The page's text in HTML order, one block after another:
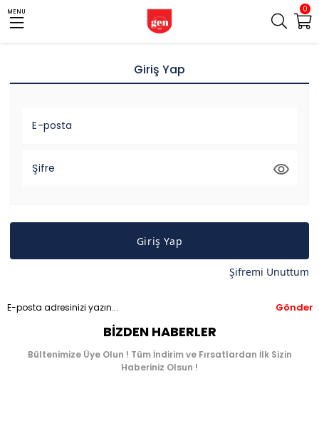
0
MENU
Giriş Yap
E-posta
Şifre
Giriş Yap
Şifremi Unuttum
Gönder
BIZDEN HABERLER
Bültenimize Üye Olun ! Tüm İndirim ve Fırsatlardan İlk Sizin
Haberiniz Olsun !